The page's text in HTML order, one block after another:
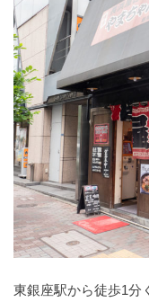
東銀座駅から徒歩1分